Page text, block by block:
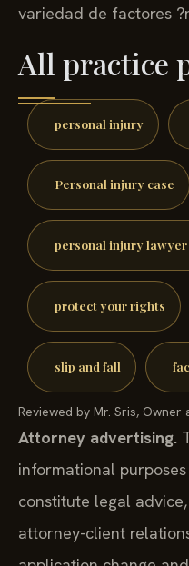
variedad de factores
All practice
personal injury
Personal injury case
personal injury lawyer
protect your rights
slip and fall
Reviewed by Mr. Sris, Owner
Attorney advertising.
informational
constitute legal
attorney-client